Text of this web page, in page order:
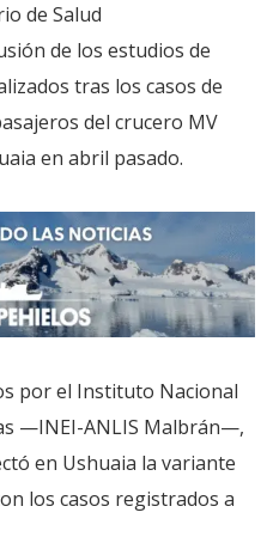
de Salud
de los estudios de
tras los casos de
del crucero MV
en abril pasado.
por el Instituto Nacional
—INEI-ANLIS Malbrán—,
en Ushuaia la variante
los casos registrados a